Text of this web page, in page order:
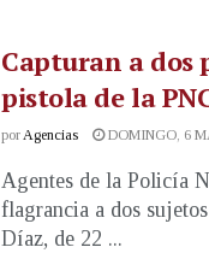
Capturan a dos
pistola de la
porAgencias DOMINGO, 6
Agentes de la Policía
flagrancia a dos
Díaz, de 22 ...